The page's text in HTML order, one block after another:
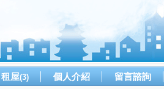
租屋(3) 個人介紹 留言諮詢